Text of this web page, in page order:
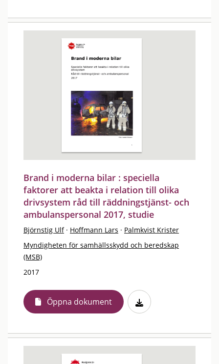
Brand i moderna bilar : speciella
faktorer att beakta i relation till olika
drivsystem råd till räddningstjänst- och
ambulanspersonal 2017, studie
Björnstig Ulf · Hoffmann Lars · Palmkvist Krister
Myndigheten för samhällsskydd och beredskap
(MSB)
2017
Öppna dokument